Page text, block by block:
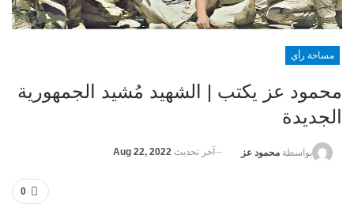
مساحة رأي
محمود عز يكتب | الشهيد مُشيد الجمهورية
الجديدة
بواسطة محمود عز آخر تحديث Aug 22, 2022
0